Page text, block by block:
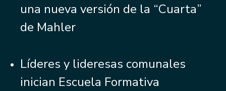
una nueva versión de la “Cuarta”
de Mahler
Líderes y lideresas comunales
inician Escuela Formativa